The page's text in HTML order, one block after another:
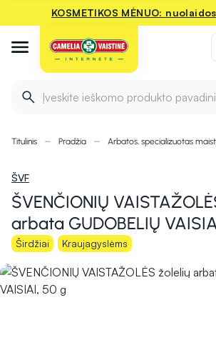
KOSMETIKOS MĖNUO:
Įveskite ieškomo produkto
Titulinis Pradžia Arbatos, specializuotas
ŠVF
ŠVENČIONIŲ
arbata GUDOBELIŲ
Širdžiai Kraujagyslėms